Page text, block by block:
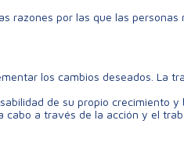
razones por las que las
los cambios deseados. La
de su propio crecimiento
a través de la acción y el